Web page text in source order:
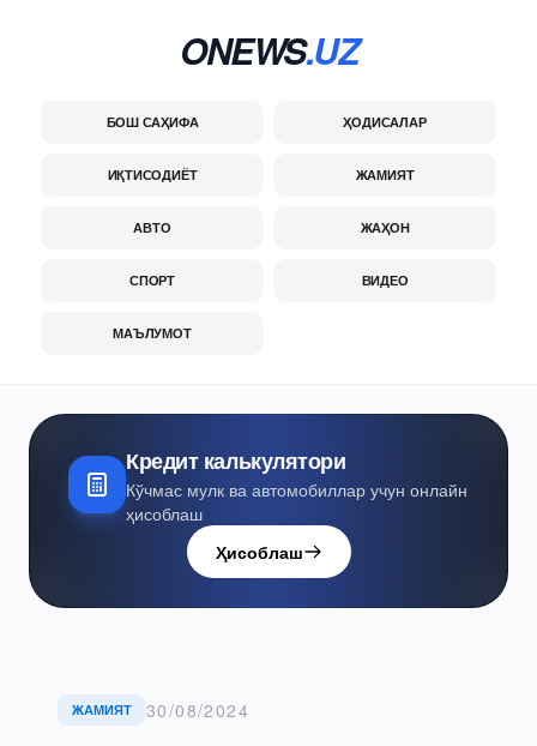
ONEWS.UZ
БОШ САҲИФА ҲОДИСАЛАР
ИҚТИСОДИЁТ ЖАМИЯТ
АВТО ЖАҲОН
СПОРТ ВИДЕО
МАЪЛУМОТ
Кредит калькулятори
Кўчмас мулк ва автомобиллар учун онлайн
ҳисоблаш
Ҳисоблаш
ЖАМИЯТ 30/08/2024